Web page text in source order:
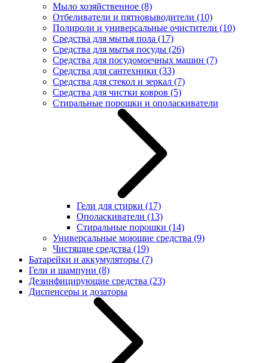
Мыло хозяйственное (8)
Отбеливатели и пятновыводители (10)
Полироли и универсальные очистители (10)
Средства для мытья пола (17)
Средства для мытья посуды (26)
Средства для посудомоечных машин (7)
Средства для сантехники (33)
Средства для стекол и зеркал (7)
Средства для чистки ковров (5)
Стиральные порошки и ополаскиватели
Гели для стирки (17)
Ополаскиватели (13)
Стиральные порошки (14)
Универсальные моющие средства (9)
Чистящие средства (19)
Батарейки и аккумуляторы (7)
Гели и шампуни (8)
Дезинфицирующие средства (23)
Диспенсеры и дозаторы